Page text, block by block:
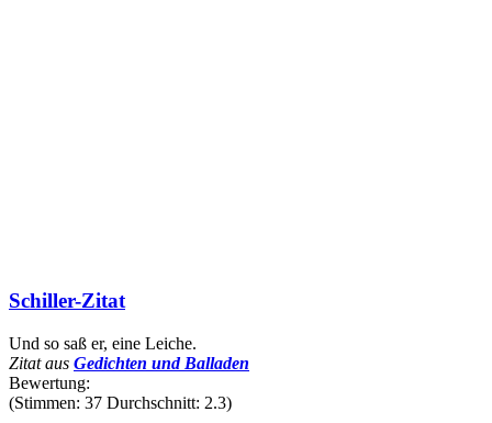
Schiller-Zitat
Und so saß er, eine Leiche.
Zitat aus Gedichten und Balladen
Bewertung:
(Stimmen: 37 Durchschnitt: 2.3)